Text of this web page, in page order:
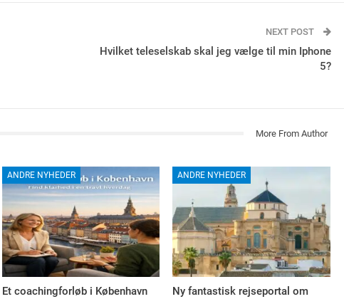
NEXT POST
Hvilket teleselskab skal jeg vælge til min Iphone
5?
More From Author
ANDRE NYHEDER
Et coachingforløb i København
ANDRE NYHEDER
Ny fantastisk rejseportal om